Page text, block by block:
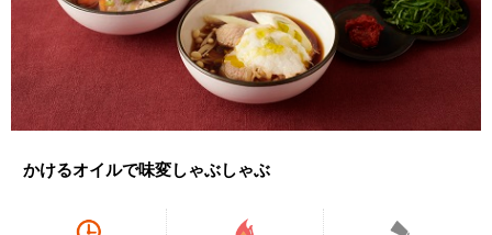
かけるオイルで味変しゃぶしゃぶ